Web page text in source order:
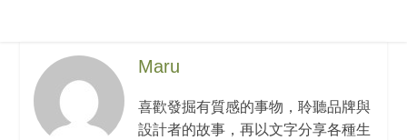
Maru
喜歡發掘有質感的事物，聆聽品牌與
設計者的故事，再以文字分享各種生